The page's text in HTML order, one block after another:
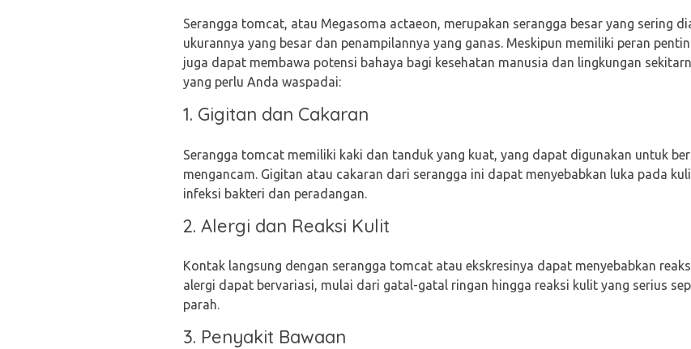
Serangga tomcat, atau Megasoma actaeon, merupakan serangga besar yang sering
ukurannya yang besar dan penampilannya yang ganas. Meskipun memiliki peran
juga dapat membawa potensi bahaya bagi kesehatan manusia dan lingkungan
yang perlu Anda waspadai:
1. Gigitan dan Cakaran
Serangga tomcat memiliki kaki dan tanduk yang kuat, yang dapat digunakan untuk
mengancam. Gigitan atau cakaran dari serangga ini dapat menyebabkan luka pada
infeksi bakteri dan peradangan.
2. Alergi dan Reaksi Kulit
Kontak langsung dengan serangga tomcat atau ekskresinya dapat menyebabkan
alergi dapat bervariasi, mulai dari gatal-gatal ringan hingga reaksi kulit yang serius
parah.
3. Penyakit Bawaan